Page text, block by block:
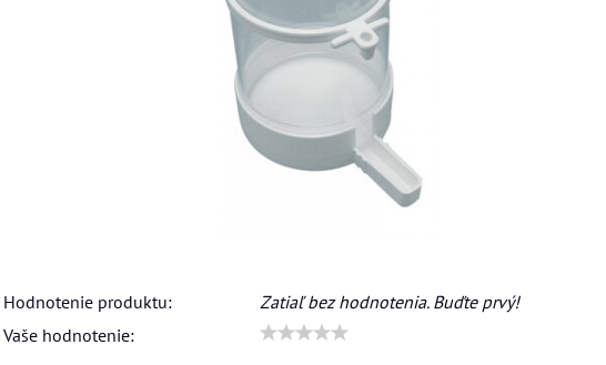
Hodnotenie produktu:
Zatiaľ bez hodnotenia. Buďte prvý!
Vaše hodnotenie: